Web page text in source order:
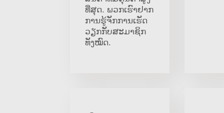
ທີ່ສຸດ. ພວກເຮົາຢາກ
ການຮູ້ຈັກການເຮັດ
ວຽກກັບສະມາຊິກ
ທັງໝົດ.